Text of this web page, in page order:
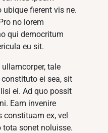
fierent vis ne.
no lorem
qui democritum
eu sit.
tale
ei sea, sit
ei. Ad quo possit
Eam invenire
constituam ex, vel
tota sonet noluisse.